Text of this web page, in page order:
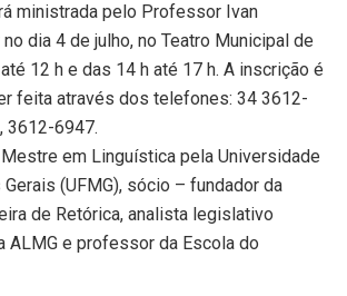
ministrada pelo Professor Ivan
dia 4 de julho, no Teatro Municipal de
12 h e das 14 h até 17 h. A inscrição é
feita através dos telefones: 34 3612-
3612-6947.
em Linguística pela Universidade
(UFMG), sócio – fundador da
de Retórica, analista legislativo
ALMG e professor da Escola do